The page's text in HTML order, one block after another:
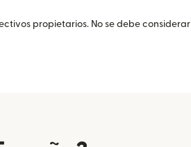
propietarios. No se debe considerar